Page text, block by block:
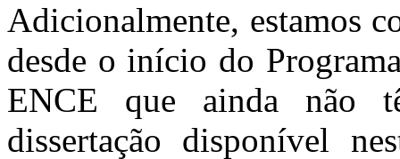
Adicionalmente, estamos
desde o início do
ENCE que ainda não
dissertação disponível